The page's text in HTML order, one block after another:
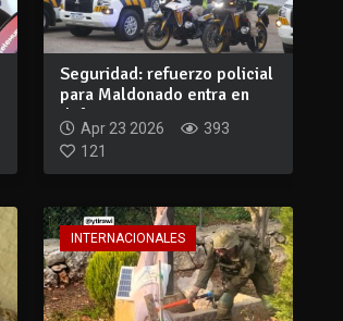
Seguridad: refuerzo policial
para Maldonado entra en
definic...
Apr 23 2026
393
121
INTERNACIONALES